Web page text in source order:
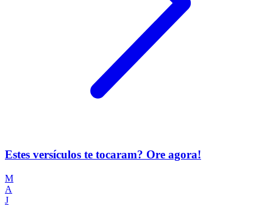
Estes versículos te tocaram? Ore agora!
M
A
J